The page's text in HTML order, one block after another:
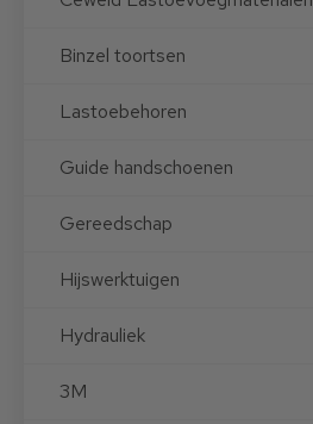
Binzel toortsen
Lastoebehoren
Guide handschoenen
Gereedschap
Hijswerktuigen
Hydrauliek
3M